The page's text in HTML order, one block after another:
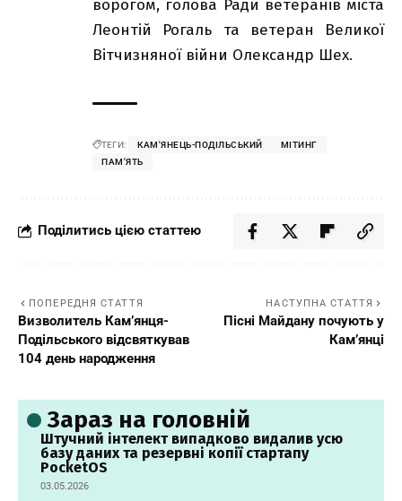
ворогом, голова Ради ветеранів міста
Леонтій Рогаль та ветеран Великої
Вітчизняної війни Олександр Шех.
ТЕГИ: КАМ'ЯНЕЦЬ-ПОДІЛЬСЬКИЙ
МІТИНГ
ПАМ'ЯТЬ
Поділитись цією статтею
ПОПЕРЕДНЯ СТАТТЯ
Визволитель Кам’янця-
Подільського відсвяткував
104 день народження
НАСТУПНА СТАТТЯ
Пісні Майдану почують у
Кам’янці
Зараз на головній
Штучний інтелект випадково видалив усю
базу даних та резервні копії стартапу
PocketOS
03.05.2026